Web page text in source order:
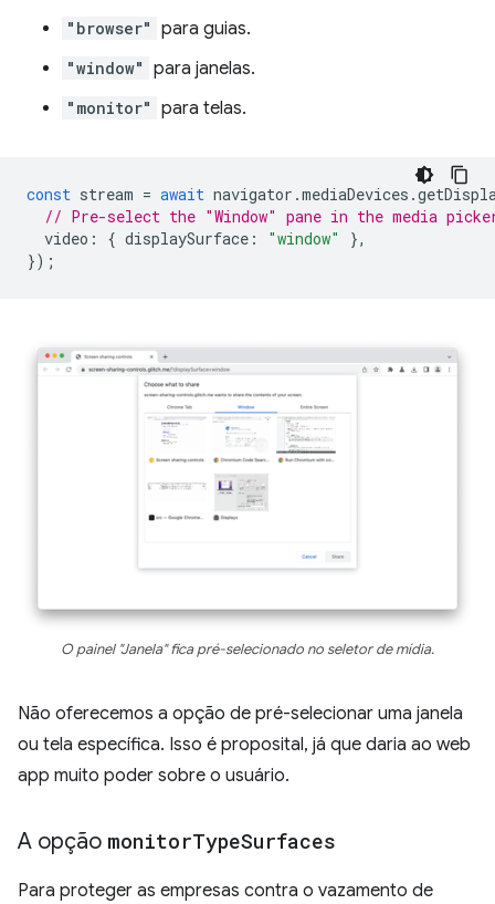
"browser" para guias.
"window" para janelas.
"monitor" para telas.
const stream = await navigator .mediaDevices .
// Pre-select the "Window" pane in the media
video : { displaySurface : "window"
},
});
O painel "Janela" fica pré-selecionado no seletor de mídia.
Não oferecemos a opção de pré-selecionar uma janela
ou tela específica. Isso é proposital, já que daria ao web
app muito poder sobre o usuário.
A opção monitorTypeSurfaces
Para proteger as empresas contra o vazamento de